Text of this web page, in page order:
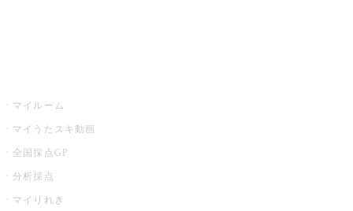
マイルーム
マイうたスキ動画
全国採点GP
分析採点
マイりれき